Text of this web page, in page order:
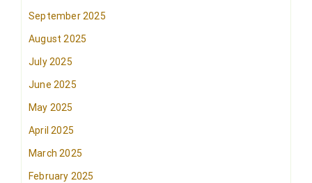
September 2025
August 2025
July 2025
June 2025
May 2025
April 2025
March 2025
February 2025